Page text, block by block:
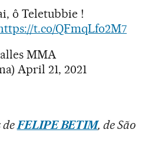
ô Teletubbie !
t.co/QFmqLfo2M7
MMA
April 21, 2021
FELIPE BETIM, de São